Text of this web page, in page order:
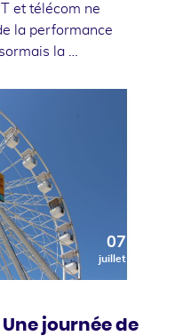
et télécom ne
la performance
la …
07
juillet
Une journée de